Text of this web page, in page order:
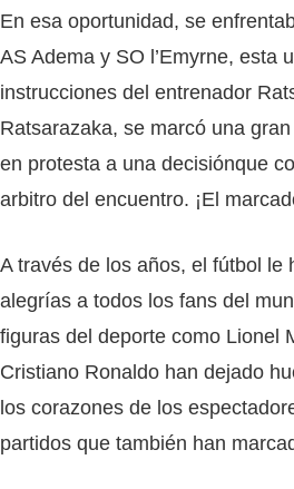
En esa oportunidad, se
AS Adema y SO l’Emyrne, esta
instrucciones del entrenador
Ratsarazaka, se marcó una
en protesta a una decisiónque
arbitro del encuentro. ¡El
A través de los años, el fútbol le
alegrías a todos los fans del
figuras del deporte como Lionel
Cristiano Ronaldo han dejado
los corazones de los
partidos que también han